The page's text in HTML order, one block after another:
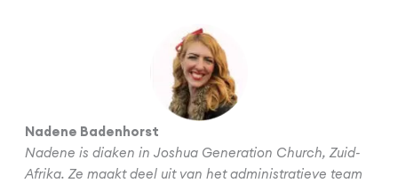
Nadene Badenhorst
Nadene is diaken in Joshua Generation Church, Zuid-
Afrika. Ze maakt deel uit van het administratieve team